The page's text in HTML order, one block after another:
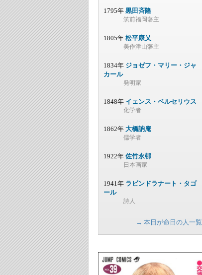
1795年 黒田斉隆
筑前福岡藩主
1805年 松平康乂
美作津山藩主
1834年 ジョゼフ・マリー・ジャ
カール
発明家
1848年 イェンス・ベルセリウス
化学者
1862年 大橋訥庵
儒学者
1922年 佐竹永邨
日本画家
1941年 ラビンドラナート・タゴ
ール
詩人
→ 本日が命日の人一覧